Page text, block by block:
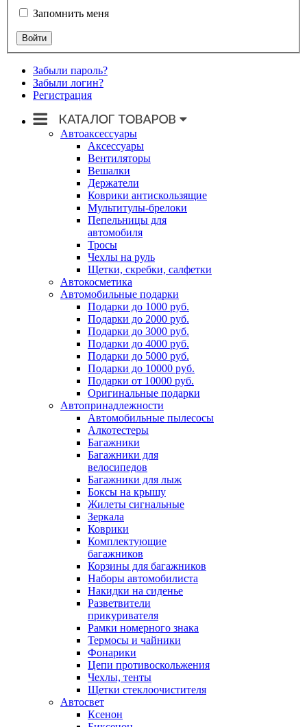
Запомнить меня
Забыли пароль?
Забыли логин?
Регистрация
Автоаксессуары
Аксессуары
Вентиляторы
Вешалки
Держатели
Коврики антискользящие
Мультитулы-брелоки
Пепельницы для
автомобиля
Тросы
Чехлы на руль
Щетки, скребки, салфетки
Автокосметика
Автомобильные подарки
Подарки до 1000 руб.
Подарки до 2000 руб.
Подарки до 3000 руб.
Подарки до 4000 руб.
Подарки до 5000 руб.
Подарки до 10000 руб.
Подарки от 10000 руб.
Оригинальные подарки
Автопринадлежности
Автомобильные пылесосы
Алкотестеры
Багажники
Багажники для
велосипедов
Багажники для лыж
Боксы на крышу
Жилеты сигнальные
Зеркала
Коврики
Комплектующие
багажников
Корзины для багажников
Наборы автомобилиста
Накидки на сиденье
Разветвители
прикуривателя
Рамки номерного знака
Термосы и чайники
Фонарики
Цепи противоскольжения
Чехлы, тенты
Щетки стеклоочистителя
Автосвет
Ксенон